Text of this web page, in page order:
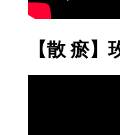
【散 瘀